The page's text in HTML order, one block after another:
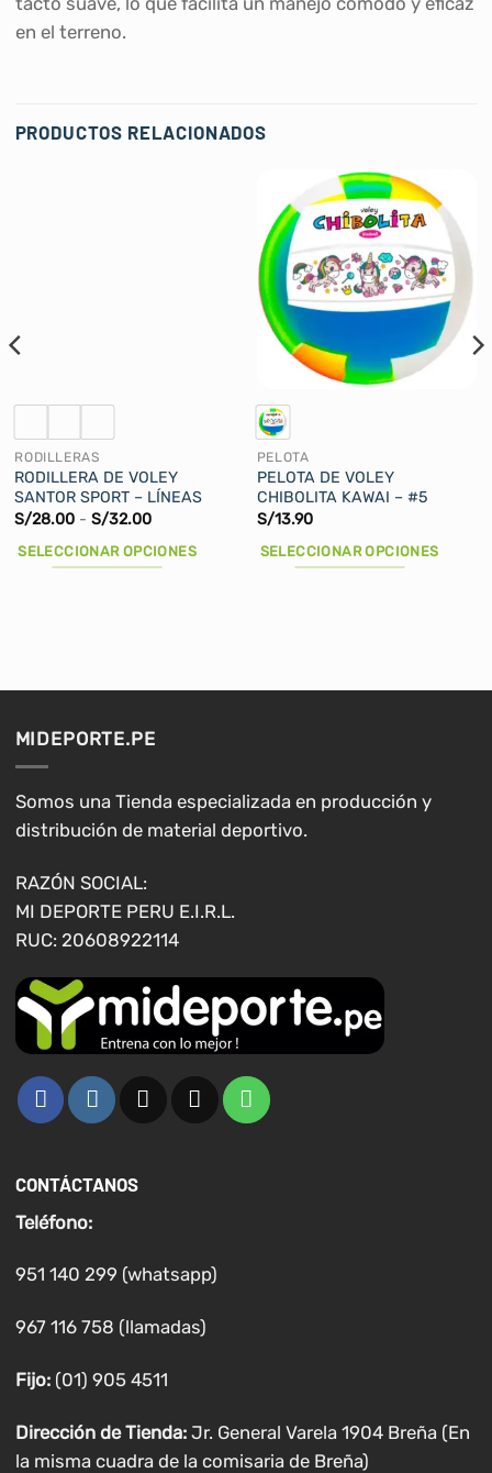
en el terreno.
PRODUCTOS RELACIONADOS
RODILLERAS
RODILLERA DE VOLEY
SANTOR SPORT – LÍNEAS
S/28.00 - S/32.00Rango
precios:
desde
SELECCIONAR OPCIONES
se
pueden
elegir
en
página
de
producto
PELOTA
PELOTA DE VOLEY
CHIBOLITA KAWAI – #5
S/13.90
SELECCIONAR OPCIONES
elegir
en
MIDEPORTE.PE
Somos una Tienda especializada en producción y
distribución de material deportivo.
RAZÓN SOCIAL:
MI DEPORTE PERU E.I.R.L.
RUC: 20608922114
CONTÁCTANOS
Teléfono:
951 140 299 (whatsapp)
967 116 758 (llamadas)
Fijo:(01) 905 4511
Dirección de Tienda: Jr. General Varela 1904 Breña (En
la misma cuadra de la comisaria de Breña)